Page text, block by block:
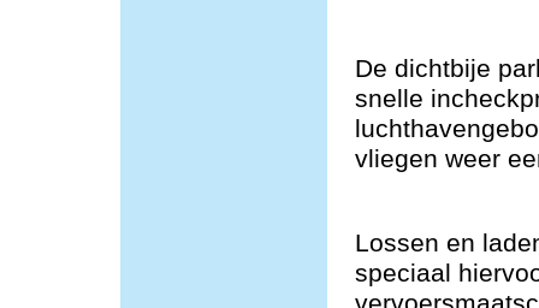
De dichtbije
snelle
vliegen weer
Lossen en
speciaal